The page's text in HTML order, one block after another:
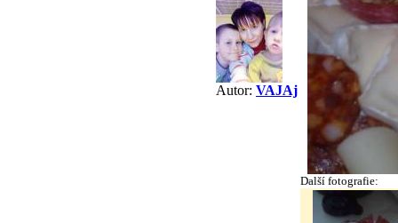
Autor: VAJAj
Další fotografie: